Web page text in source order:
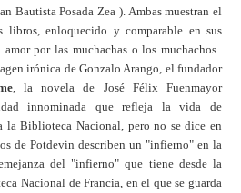
Bautista Posada Zea ). Ambas muestran el
libros, enloquecido y comparable en sus
por las muchachas o los muchachos.
irónica de Gonzalo Arango, el fundador
, la novela de José Félix Fuenmayor
innominada que refleja la vida de
la Biblioteca Nacional, pero no se dice en
de Potdevin describen un "infierno" en la
del "infierno" que tiene desde la
Nacional de Francia, en el que se guarda